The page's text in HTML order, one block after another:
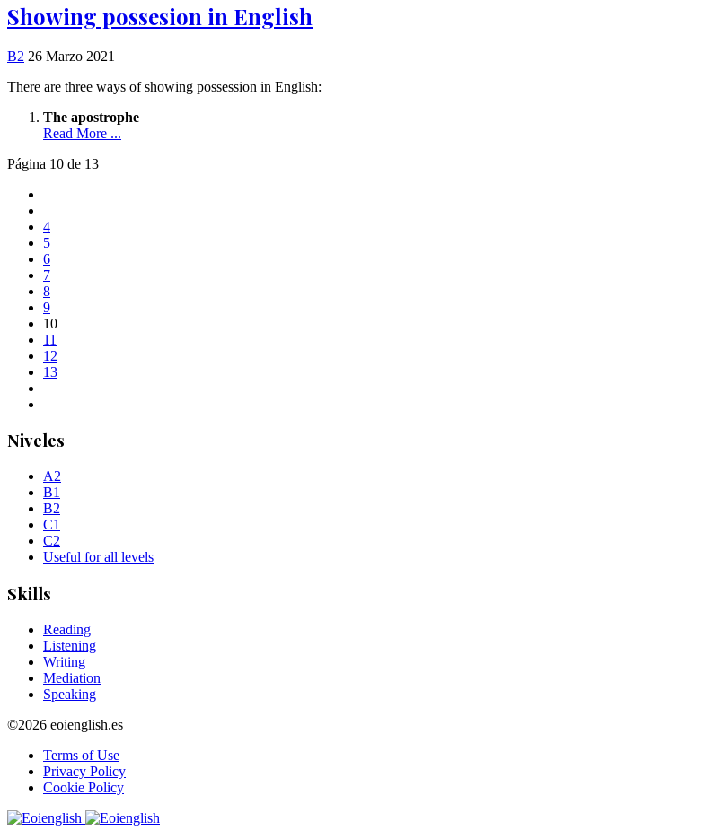
Showing possesion in English
B2 26 Marzo 2021
There are three ways of showing possession in English:
The apostrophe
Read More ...
Página 10 de 13
4
5
6
7
8
9
10
11
12
13
Niveles
A2
B1
B2
C1
C2
Useful for all levels
Skills
Reading
Listening
Writing
Mediation
Speaking
©2026 eoienglish.es
Terms of Use
Privacy Policy
Cookie Policy